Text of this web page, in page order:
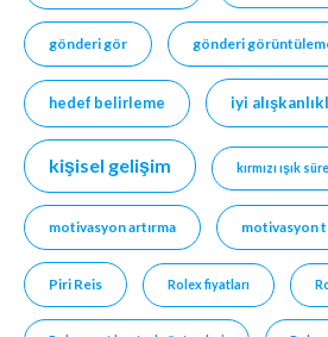
gönderi gör gönderi
hedef belirleme iyi
kişisel gelişim kırmızı ışık
motivasyon artırma motivasyon
Piri Reis Rolex fiyatları